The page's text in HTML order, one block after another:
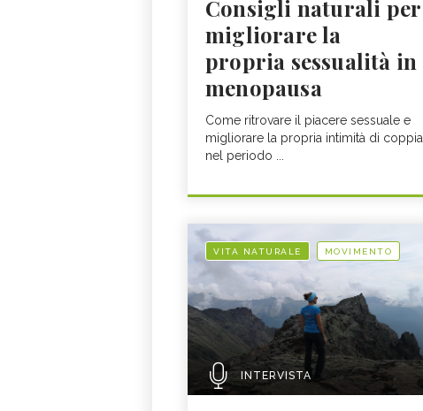
Consigli naturali per
migliorare la
propria sessualità in
menopausa
Come ritrovare il piacere sessuale e
migliorare la propria intimità di coppia
nel periodo ...
VITA NATURALE MOVIMENTO
INTERVISTA